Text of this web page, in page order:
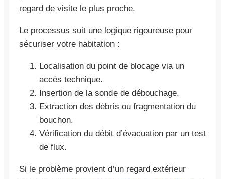
regard de visite le plus proche.
Le processus suit une logique rigoureuse pour
sécuriser votre habitation :
Localisation du point de blocage via un
accès technique.
Insertion de la sonde de débouchage.
Extraction des débris ou fragmentation du
bouchon.
Vérification du débit d’évacuation par un test
de flux.
Si le problème provient d’un regard extérieur